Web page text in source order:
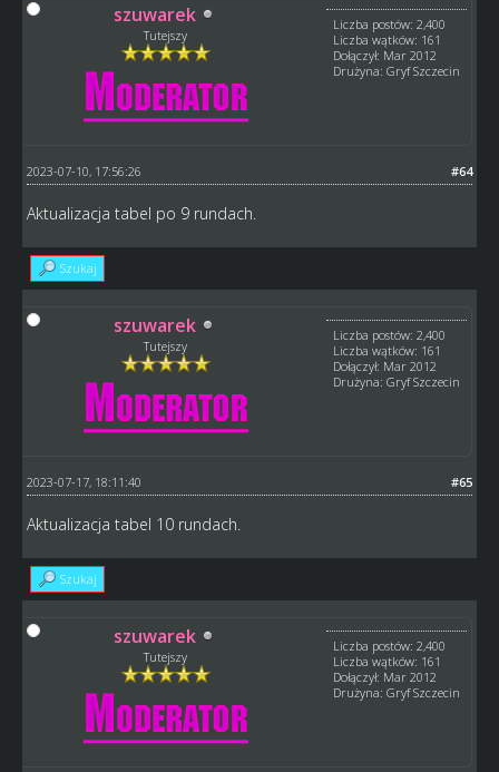
szuwarek
Tutejszy
Liczba postów: 2,400
Liczba wątków: 161
Dołączył: Mar 2012
Drużyna: Gryf Szczecin
#64
2023-07-10, 17:56:26
Aktualizacja tabel po 9 rundach.
Szukaj
szuwarek
Tutejszy
Liczba postów: 2,400
Liczba wątków: 161
Dołączył: Mar 2012
Drużyna: Gryf Szczecin
#65
2023-07-17, 18:11:40
Aktualizacja tabel 10 rundach.
Szukaj
szuwarek
Tutejszy
Liczba postów: 2,400
Liczba wątków: 161
Dołączył: Mar 2012
Drużyna: Gryf Szczecin